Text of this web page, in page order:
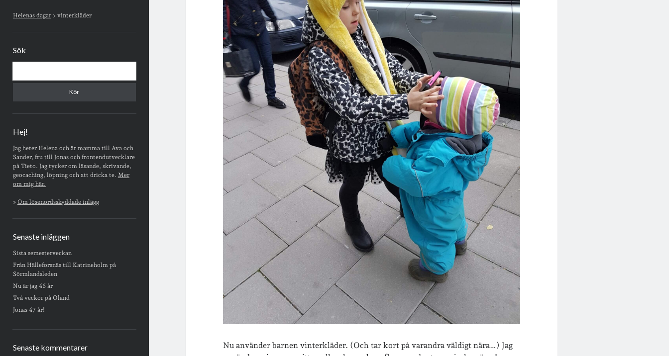
Sidopanel
Helenas dagar> vinterkläder
Sök
Hej!
Jag heter Helena och är mamma till Ava och
Sander, fru till Jonas och frontendutvecklare
på Tieto. Jag tycker om läsande, skrivande,
geocaching, löpning och att dricka te. Mer
om mig här.
» Om lösenordsskyddade inlägg
Senaste inläggen
Sista semesterveckan
Från Hälleforsnäs till Katrineholm på
Sörmlandsleden
Nu är jag 46 år
Två veckor på Öland
Jonas 47 år!
Senaste kommentarer
Nu använder barnen vinterkläder. (Och tar kort på varandra väldigt nära…) Jag